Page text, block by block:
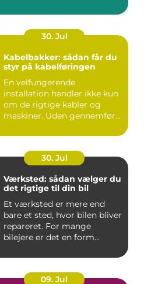
30. Jul
Kabelbakker: sådan får du
styr på kabelføringen
En velfungerende
installation handler ikke kun
om de rigtige kabler og
maskiner. Uden gennemført
30. Jul
Værksted: sådan vælger du
det rigtige til din bil
Et værksted er mere end
bare et sted, hvor bilen bliver
repareret. For mange
bilejere er det en form...
09. Jul